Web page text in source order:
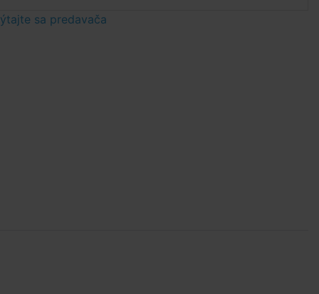
sa predavača